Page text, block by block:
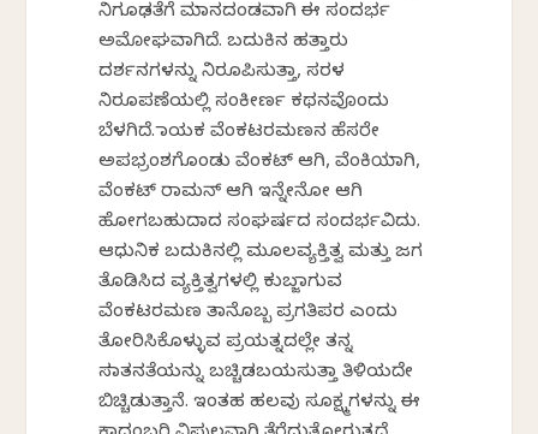
ನಿಗೂಢತೆಗೆ ಮಾನದಂಡವಾಗಿ ಈ ಸಂದರ್ಭ
ಅಮೋಘವಾಗಿದೆ. ಬದುಕಿನ ಹತ್ತಾರು
ದರ್ಶನಗಳನ್ನು ನಿರೂಪಿಸುತ್ತಾ, ಸರಳ
ನಿರೂಪಣೆಯಲ್ಲಿ ಸಂಕೀರ್ಣ ಕಥನವೊಂದು
ಬೆಳಗಿದೆ. ನಾಯಕ ವೆಂಕಟರಮಣನ ಹೆಸರೇ
ಅಪಭ್ರಂಶಗೊಂಡು ವೆಂಕಟ್ ಆಗಿ, ವೆಂಕಿಯಾಗಿ,
ವೆಂಕಟ್ ರಾಮನ್ ಆಗಿ ಇನ್ನೇನೋ ಆಗಿ
ಹೋಗಬಹುದಾದ ಸಂಘರ್ಷದ ಸಂದರ್ಭವಿದು.
ಆಧುನಿಕ ಬದುಕಿನಲ್ಲಿ ಮೂಲವ್ಯಕ್ತಿತ್ವ ಮತ್ತು ಜಗ
ತೊಡಿಸಿದ ವ್ಯಕ್ತಿತ್ವಗಳಲ್ಲಿ ಕುಬ್ಜನಾಗುವ
ವೆಂಕಟರಮಣ ತಾನೊಬ್ಬ ಪ್ರಗತಿಪರ ಎಂದು
ತೋರಿಸಿಕೊಳ್ಳುವ ಪ್ರಯತ್ನದಲ್ಲೇ ತನ್ನ
ಸನಾತನತೆಯನ್ನು ಬಚ್ಚಿಡಬಯಸುತ್ತಾ ತಿಳಿಯದೇ
ಬಿಚ್ಚಿಡುತ್ತಾನೆ. ಇಂತಹ ಹಲವು ಸೂಕ್ಷ್ಮಗಳನ್ನು ಈ